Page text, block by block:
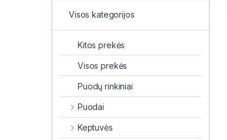
Visos kategorijos
Kitos prekės
Visos prekės
Puodų rinkiniai
Puodai
Keptuvės